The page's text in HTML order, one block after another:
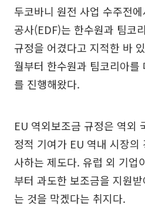
두코바니 원전 사업 수주전
공사(EDF)는 한수원과 팀코
규정을 어겼다고 지적한 바
월부터 한수원과 팀코리아
를 진행해왔다.
EU 역외보조금 규정은 역외
정적 기여가 EU 역내 시장의
사하는 제도다. 유럽 외 기업
부터 과도한 보조금을 지원
는 것을 막겠다는 취지다.